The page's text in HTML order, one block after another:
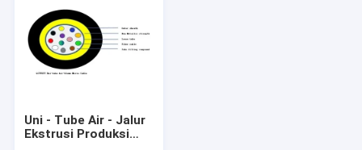
Uni - Tube Air - Jalur
Ekstrusi Produksi